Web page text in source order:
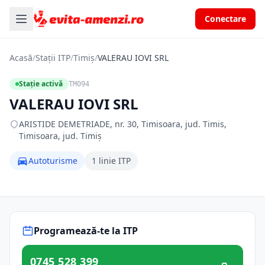
Conectare
Acasă/Stații ITP/Timiș/VALERAU IOVI SRL
Stație activă TM094
VALERAU IOVI SRL
ARISTIDE DEMETRIADE, nr. 30, Timisoara, jud. Timis,
Timisoara, jud. Timiș
Autoturisme 1 linie ITP
Programează-te la ITP
0745 528 399